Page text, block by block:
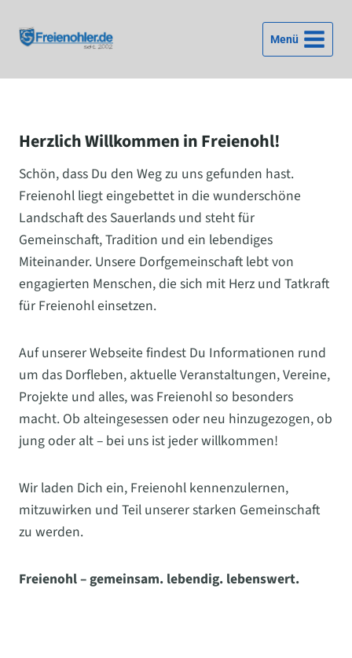
Inhalt
springen
Menü
Herzlich Willkommen in Freienohl!
Schön, dass Du den Weg zu uns gefunden hast.
Freienohl liegt eingebettet in die wunderschöne
Landschaft des Sauerlands und steht für
Gemeinschaft, Tradition und ein lebendiges
Miteinander. Unsere Dorfgemeinschaft lebt von
engagierten Menschen, die sich mit Herz und Tatkraft
für Freienohl einsetzen.
Auf unserer Webseite findest Du Informationen rund
um das Dorfleben, aktuelle Veranstaltungen, Vereine,
Projekte und alles, was Freienohl so besonders
macht. Ob alteingesessen oder neu hinzugezogen, ob
jung oder alt – bei uns ist jeder willkommen!
Wir laden Dich ein, Freienohl kennenzulernen,
mitzuwirken und Teil unserer starken Gemeinschaft
zu werden.
Freienohl – gemeinsam. lebendig. lebenswert.